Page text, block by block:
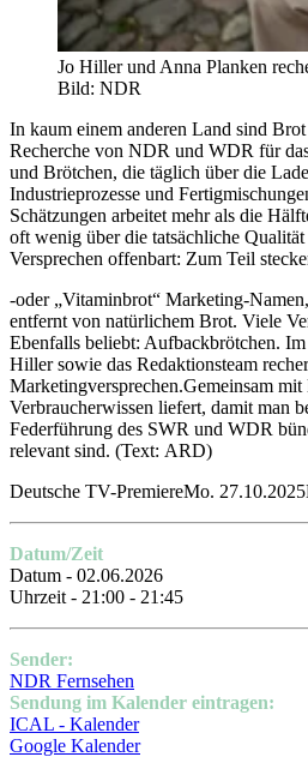
Jo Hiller und Anna Planken
Bild: NDR
In kaum einem anderen Land sind
Recherche von NDR und WDR für
und Brötchen, die täglich über die
Industrieprozesse und
Schätzungen arbeitet mehr als die
oft wenig über die tatsächliche
Versprechen offenbart: Zum Teil
-oder „Vitaminbrot“ Marketing-
entfernt von natürlichem Brot. Viele
Ebenfalls beliebt: Aufbackbrötchen.
Hiller sowie das Redaktionsteam
Marketingversprechen.Gemeinsam
Verbraucherwissen liefert, damit man
Federführung des SWR und WDR
relevant sind. (Text: ARD)
Deutsche TV-PremiereMo.
Datum/Zeit
Datum - 02.06.2026
Uhrzeit - 21:00 - 21:45
Sender:
NDR Fernsehen
Sendung im Kalender eintragen:
ICAL - Kalender
Google Kalender